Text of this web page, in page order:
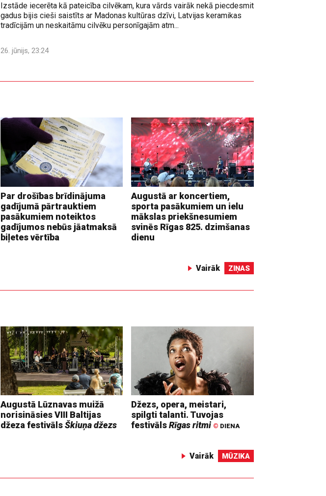
Izstāde iecerēta kā pateicība cilvēkam, kura vārds vairāk nekā piecdesmit
gadus bijis cieši saistīts ar Madonas kultūras dzīvi, Latvijas keramikas
tradīcijām un neskaitāmu cilvēku personīgajām atm...
26. jūnijs, 23:24
Par drošības brīdinājuma
gadījumā pārtrauktiem
pasākumiem noteiktos
gadījumos nebūs jāatmaksā
biļetes vērtība
Augustā ar koncertiem,
sporta pasākumiem un ielu
mākslas priekšnesumiem
svinēs Rīgas 825. dzimšanas
dienu
Vairāk ZIŅAS
Augustā Lūznavas muižā
norisināsies VIII Baltijas
džeza festivālsŠkiuņa džezs
Džezs, opera, meistari,
spilgti talanti. Tuvojas
festivālsRīgas ritmi © DIENA
Vairāk MŪZIKA